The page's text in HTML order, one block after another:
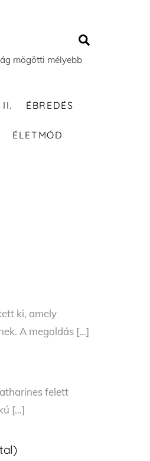
mögötti mélyebb
II. ÉBREDÉS
ÉLETMÓD
ki, amely
A megoldás […]
felett
[…]